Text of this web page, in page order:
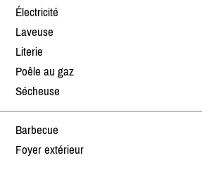
Électricité
Laveuse
Literie
Poêle au gaz
Sécheuse
Barbecue
Foyer extérieur